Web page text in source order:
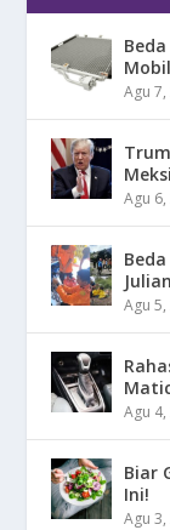
Mobil
Agu
Agu
Agu
Agu
Biar
Ini!
Agu